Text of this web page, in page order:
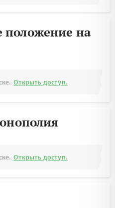
на
Открыть доступ.
Открыть доступ.